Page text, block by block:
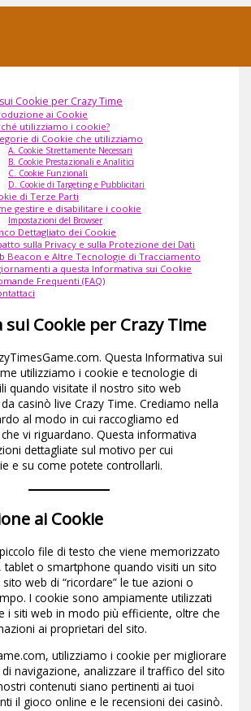
Cookie per Crazy Time
ai Cookie
utilizziamo i cookie?
di Cookie che utilizziamo
A. Cookie Strettamente Necessari
B. Cookie Prestazionali e Analitici
C. Cookie Funzionali
D. Cookie di Targeting e Pubblicitari
di Terze Parti
gestire e disabilitare i cookie
Impostazioni del Browser
Dettagliato dei Cookie
sulla Privacy e sulla Protezione dei Dati
Beacon e Altre Tecnologie di Tracciamento
a questa Informativa sui Cookie
Frequenti (FAQ)
Cookie per Crazy Time
Questa Informativa sui
utilizziamo i cookie e tecnologie di
quando visitate il nostro sito web
casinò live Crazy Time. Crediamo nella
al modo in cui raccogliamo ed
vi riguardano. Questa informativa
dettagliate sul motivo per cui
e su come potete controllarli.
ai Cookie
file di testo che viene memorizzato
tablet o smartphone quando visiti un sito
web di “ricordare” le tue azioni o
I cookie sono ampiamente utilizzati
i siti web in modo più efficiente, oltre che
ai proprietari del sito.
utilizziamo i cookie per migliorare
navigazione, analizzare il traffico del sito
contenuti siano pertinenti ai tuoi
il gioco online e le recensioni dei casinò.